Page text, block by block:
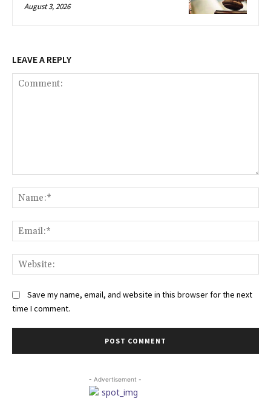
August 3, 2026
LEAVE A REPLY
Save my name, email, and website in this browser for the next
time I comment.
- Advertisement -